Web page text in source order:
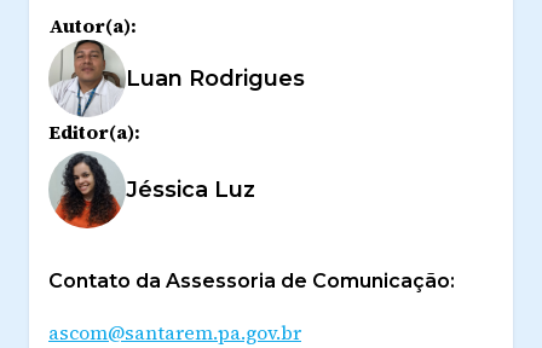
Autor(a):
Luan Rodrigues
Editor(a):
Jéssica Luz
Contato da Assessoria de Comunicação:
ascom@santarem.pa.gov.br